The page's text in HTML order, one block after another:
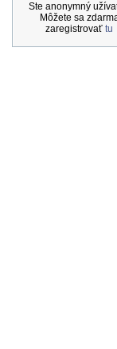
Ste anonymný
Môžete sa
zaregistrovať tu